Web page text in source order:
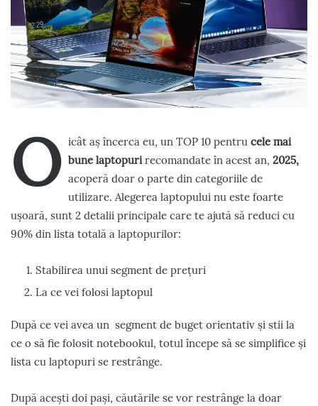
O icât aș încerca eu, un TOP 10 pentru cele mai
bune laptopurirecomandate în acest an, 2025,
acoperă doar o parte din categoriile de
utilizare. Alegerea laptopului nu este foarte
ușoară, sunt 2 detalii principale care te ajută să reduci cu
90% din lista totală a laptopurilor:
Stabilirea unui segment de prețuri
La ce vei folosi laptopul
După ce vei avea un segment de buget orientativ și stii la
ce o să fie folosit notebookul, totul începe să se simplifice și
lista cu laptopuri se restrânge.
După acești doi pași, căutările se vor restrânge la doar